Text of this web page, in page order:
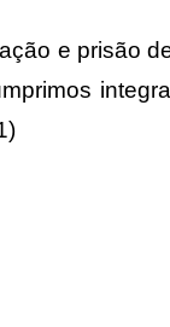
e prisão